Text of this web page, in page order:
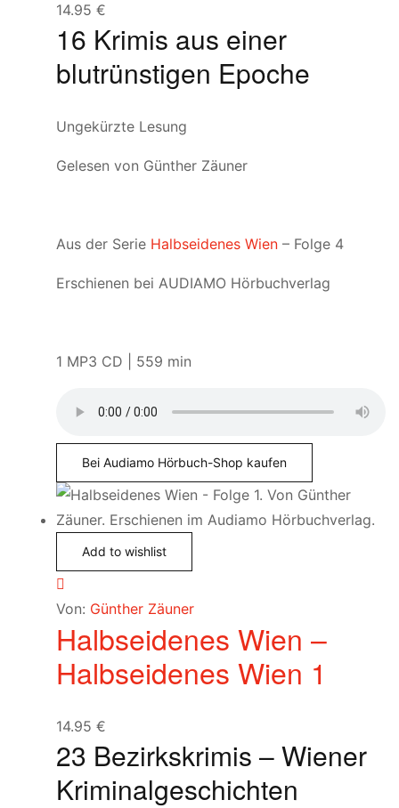
14.95 €
16 Krimis aus einer
blutrünstigen Epoche
Ungekürzte Lesung
Gelesen von Günther Zäuner
Aus der Serie Halbseidenes Wien – Folge 4
Erschienen bei AUDIAMO Hörbuchverlag
1 MP3 CD | 559 min
Bei Audiamo Hörbuch-Shop kaufen
Add to wishlist
Von: Günther Zäuner
Halbseidenes Wien –
Halbseidenes Wien 1
14.95 €
23 Bezirkskrimis – Wiener
Kriminalgeschichten